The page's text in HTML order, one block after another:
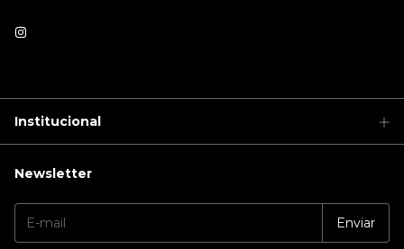
Institucional
Newsletter